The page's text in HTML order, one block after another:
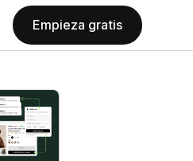
Empieza gratis